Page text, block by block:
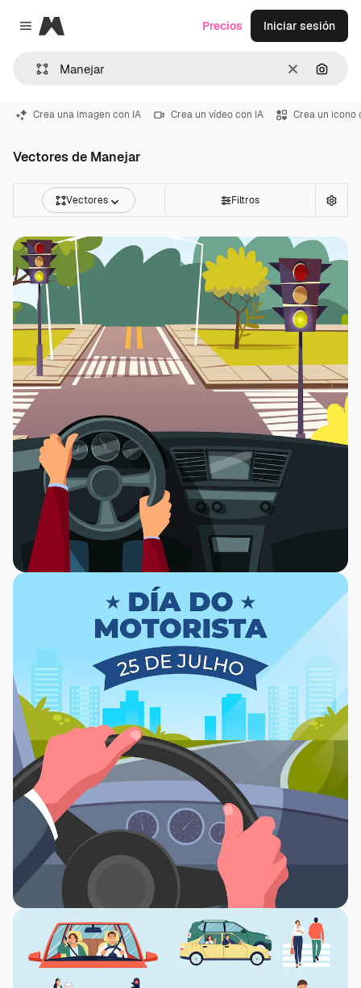
Close menu
Magnific
Borrar
Precios Iniciar sesión
Crea una imagen con IA Crea un vídeo con IA Crea un icono
Vectores de Manejar
Vectores Filtros